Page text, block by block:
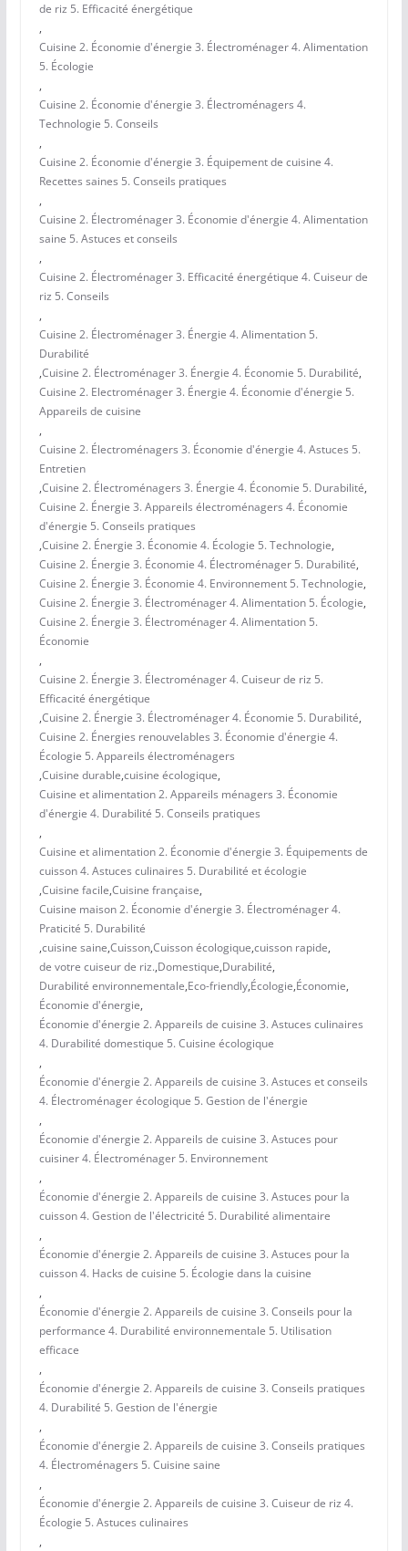
de riz 5. Efficacité énergétique
,
Cuisine 2. Économie d'énergie 3. Électroménager 4. Alimentation
5. Écologie
,
Cuisine 2. Économie d'énergie 3. Électroménagers 4.
Technologie 5. Conseils
,
Cuisine 2. Économie d'énergie 3. Équipement de cuisine 4.
Recettes saines 5. Conseils pratiques
,
Cuisine 2. Électroménager 3. Économie d'énergie 4. Alimentation
saine 5. Astuces et conseils
,
Cuisine 2. Électroménager 3. Efficacité énergétique 4. Cuiseur de
riz 5. Conseils
,
Cuisine 2. Électroménager 3. Énergie 4. Alimentation 5.
Durabilité
,Cuisine 2. Électroménager 3. Énergie 4. Économie 5. Durabilité,
Cuisine 2. Electroménager 3. Énergie 4. Économie d'énergie 5.
Appareils de cuisine
,
Cuisine 2. Électroménagers 3. Économie d'énergie 4. Astuces 5.
Entretien
,Cuisine 2. Électroménagers 3. Énergie 4. Économie 5. Durabilité,
Cuisine 2. Énergie 3. Appareils électroménagers 4. Économie
d'énergie 5. Conseils pratiques
,Cuisine 2. Énergie 3. Économie 4. Écologie 5. Technologie,
Cuisine 2. Énergie 3. Économie 4. Électroménager 5. Durabilité,
Cuisine 2. Énergie 3. Économie 4. Environnement 5. Technologie,
Cuisine 2. Énergie 3. Électroménager 4. Alimentation 5. Écologie,
Cuisine 2. Énergie 3. Électroménager 4. Alimentation 5.
Économie
,
Cuisine 2. Énergie 3. Électroménager 4. Cuiseur de riz 5.
Efficacité énergétique
,Cuisine 2. Énergie 3. Électroménager 4. Économie 5. Durabilité,
Cuisine 2. Énergies renouvelables 3. Économie d'énergie 4.
Écologie 5. Appareils électroménagers
,Cuisine durable,cuisine écologique,
Cuisine et alimentation 2. Appareils ménagers 3. Économie
d'énergie 4. Durabilité 5. Conseils pratiques
,
Cuisine et alimentation 2. Économie d'énergie 3. Équipements de
cuisson 4. Astuces culinaires 5. Durabilité et écologie
,Cuisine facile,Cuisine française,
Cuisine maison 2. Économie d'énergie 3. Électroménager 4.
Praticité 5. Durabilité
,cuisine saine,Cuisson,Cuisson écologique,cuisson rapide,
de votre cuiseur de riz.,Domestique,Durabilité,
Durabilité environnementale,Eco-friendly,Écologie,Économie,
Économie d'énergie,
Économie d'énergie 2. Appareils de cuisine 3. Astuces culinaires
4. Durabilité domestique 5. Cuisine écologique
,
Économie d'énergie 2. Appareils de cuisine 3. Astuces et conseils
4. Électroménager écologique 5. Gestion de l'énergie
,
Économie d'énergie 2. Appareils de cuisine 3. Astuces pour
cuisiner 4. Électroménager 5. Environnement
,
Économie d'énergie 2. Appareils de cuisine 3. Astuces pour la
cuisson 4. Gestion de l'électricité 5. Durabilité alimentaire
,
Économie d'énergie 2. Appareils de cuisine 3. Astuces pour la
cuisson 4. Hacks de cuisine 5. Écologie dans la cuisine
,
Économie d'énergie 2. Appareils de cuisine 3. Conseils pour la
performance 4. Durabilité environnementale 5. Utilisation
efficace
,
Économie d'énergie 2. Appareils de cuisine 3. Conseils pratiques
4. Durabilité 5. Gestion de l'énergie
,
Économie d'énergie 2. Appareils de cuisine 3. Conseils pratiques
4. Électroménagers 5. Cuisine saine
,
Économie d'énergie 2. Appareils de cuisine 3. Cuiseur de riz 4.
Écologie 5. Astuces culinaires
,